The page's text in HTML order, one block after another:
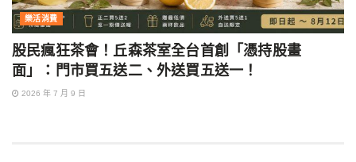
樂活消費
股民瘋狂茶會！丘森茶室全台首創「憑持股畫
面」：門市買五送二、外送買五送一！
2026 年 7 月 9 日